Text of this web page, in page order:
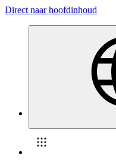
Direct naar hoofdinhoud